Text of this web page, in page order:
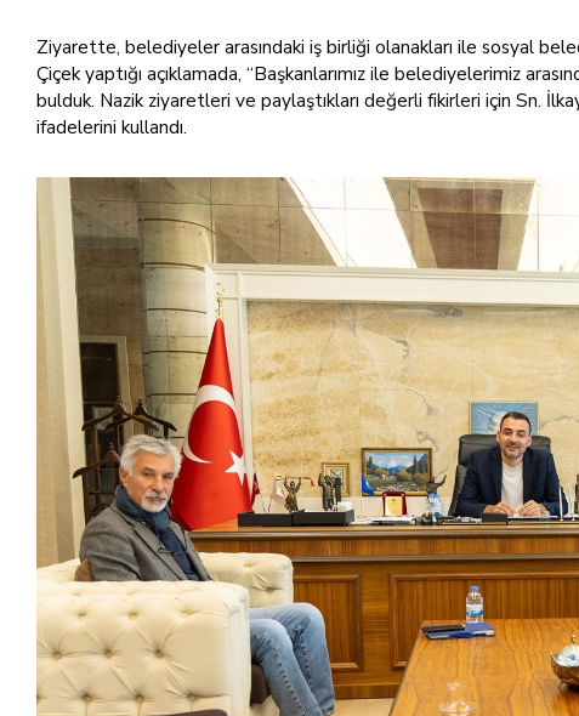
Ziyarette, belediyeler arasındaki iş birliği olanakları ile sosyal
Çiçek yaptığı açıklamada, “Başkanlarımız ile belediyelerimiz
bulduk. Nazik ziyaretleri ve paylaştıkları değerli fikirleri için Sn.
ifadelerini kullandı.